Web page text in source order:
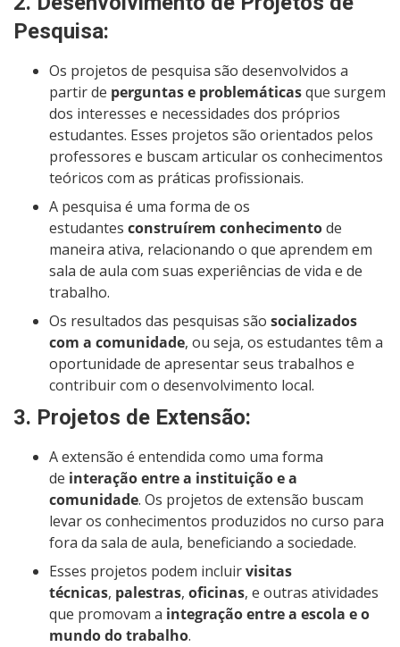
Pesquisa:
Os projetos de pesquisa são desenvolvidos a
partir de perguntas e problemáticasque surgem
dos interesses e necessidades dos próprios
estudantes. Esses projetos são orientados pelos
professores e buscam articular os conhecimentos
teóricos com as práticas profissionais.
A pesquisa é uma forma de os
estudantes construírem conhecimentode
maneira ativa, relacionando o que aprendem em
sala de aula com suas experiências de vida e de
trabalho.
Os resultados das pesquisas são socializados
com a comunidade, ou seja, os estudantes têm a
oportunidade de apresentar seus trabalhos e
contribuir com o desenvolvimento local.
3. Projetos de Extensão:
A extensão é entendida como uma forma
de interação entre a instituição e a
comunidade. Os projetos de extensão buscam
levar os conhecimentos produzidos no curso para
fora da sala de aula, beneficiando a sociedade.
Esses projetos podem incluirvisitas
técnicas, palestras, oficinas, e outras atividades
que promovam a integração entre a escola e o
mundo do trabalho.